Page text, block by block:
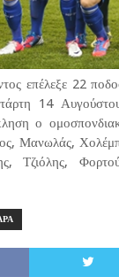
επέλεξε 22
14
ο
Μανωλάς,
Τζιόλης,